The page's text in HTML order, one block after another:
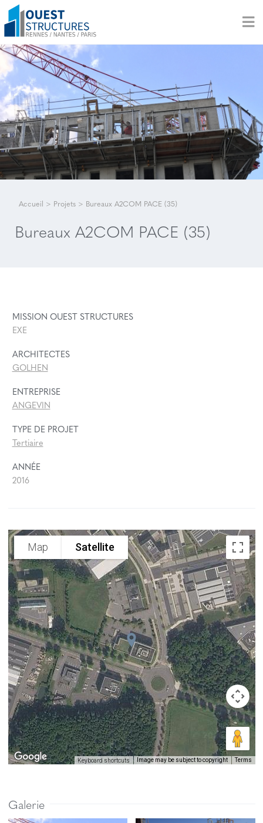
Accueil > Projets > Bureaux A2COM PACE (35)
Bureaux A2COM PACE (35)
MISSION OUEST STRUCTURES
EXE
ARCHITECTES
GOLHEN
ENTREPRISE
ANGEVIN
TYPE DE PROJET
Tertiaire
ANNÉE
2016
Map Satellite
Keyboard shortcuts Image may be subject to copyright Terms
Galerie